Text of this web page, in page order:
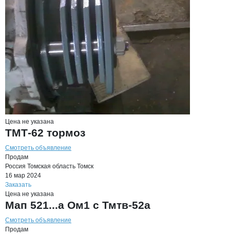
Цена не указана
ТМТ-62 тормоз
Смотреть объявление
Продам
Россия Томская область Томск
16 мар 2024
Заказать
Цена не указана
Мап 521...а Ом1 с Тмтв-52а
Смотреть объявление
Продам